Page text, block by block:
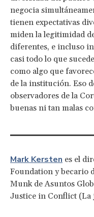
negocia
tienen expectativas
miden la legitimidad
diferentes, e incluso
casi todo lo que
como algo que
de la institución. Eso
observadores de la
buenas ni tan malas
Mark Kersten es el
Foundation y becario
Munk de Asuntos
Justice in Conflict